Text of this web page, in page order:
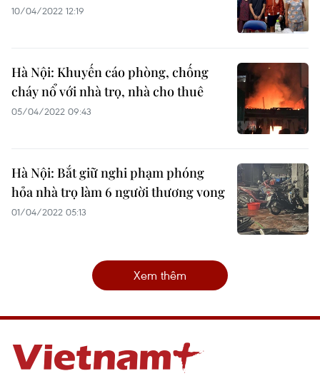
10/04/2022 12:19
Hà Nội: Khuyến cáo phòng, chống
cháy nổ với nhà trọ, nhà cho thuê
05/04/2022 09:43
Hà Nội: Bắt giữ nghi phạm phóng
hỏa nhà trọ làm 6 người thương vong
01/04/2022 05:13
Xem thêm